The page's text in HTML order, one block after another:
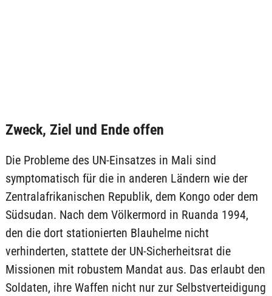
Zweck, Ziel und Ende offen
Die Probleme des UN-Einsatzes in Mali sind
symptomatisch für die in anderen Ländern wie der
Zentralafrikanischen Republik, dem Kongo oder dem
Südsudan. Nach dem Völkermord in Ruanda 1994,
den die dort stationierten Blauhelme nicht
verhinderten, stattete der UN-Sicherheitsrat die
Missionen mit robustem Mandat aus. Das erlaubt den
Soldaten, ihre Waffen nicht nur zur Selbstverteidigung